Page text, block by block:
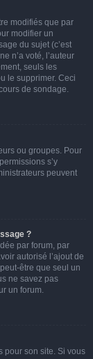
modifiés que par
modifier un
du sujet (c’est
n’a voté, l’auteur
seuls les
le supprimer. Ceci
de sondage.
ou groupes. Pour
s’y
peuvent
?
par forum, par
autorisé l’ajout de
être que seul un
ne savez pas
un forum.
pour son site. Si vous